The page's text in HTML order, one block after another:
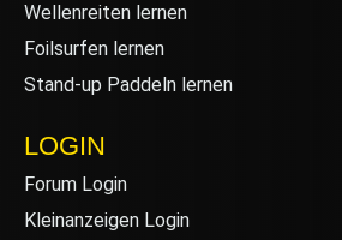
Wellenreiten lernen
Foilsurfen lernen
Stand-up Paddeln lernen
LOGIN
Forum Login
Kleinanzeigen Login